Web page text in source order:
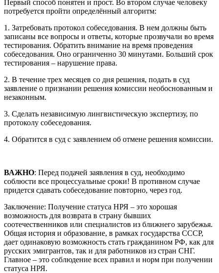
Первый способ понятен и прост. Во втором случае человеку
потребуется пройти определённый алгоритм:
1. Затребовать протокол собеседования. В нем должны быть
записаны все вопросы и ответы, которые прозвучали во время
тестирования. Обратить внимание на время проведения
собеседования. Оно ограниченно 30 минутами. Больший срок
тестирования – нарушение права.
2. В течение трех месяцев со дня решения, подать в суд
заявление о признании решения комиссии необоснованным и
незаконным.
3. Сделать независимую лингвистическую экспертизу, по
протоколу собеседования.
4. Обратится в суд с заявлением об отмене решения комиссии.
ВАЖНО: Перед подачей заявления в суд, необходимо
соблюсти все процессуальные сроки! В противном случае
придется сдавать собеседование повторно, через год.
Заключение: Получение статуса НРЯ – это хорошая
возможность для возврата в страну бывших
соотечественников или специалистов из ближнего зарубежья.
Общая история и образование, в рамках государства СССР,
дает одинаковую возможность стать гражданином РФ, как для
русских эмигрантов, так и для работников из стран СНГ.
Главное – это соблюдение всех правил и норм при получении
статуса НРЯ.